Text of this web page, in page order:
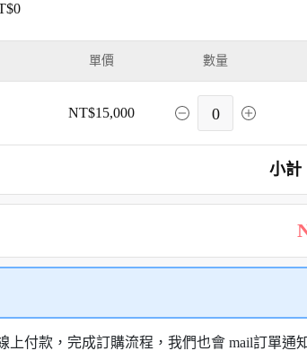
單價 數量
NT$15,000 0
小計
付款，完成訂購流程，我們也會 mail訂單通